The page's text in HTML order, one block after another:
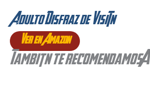
Adulto Disfraz de Visión
Ver en Amazon
También te recomendamos…